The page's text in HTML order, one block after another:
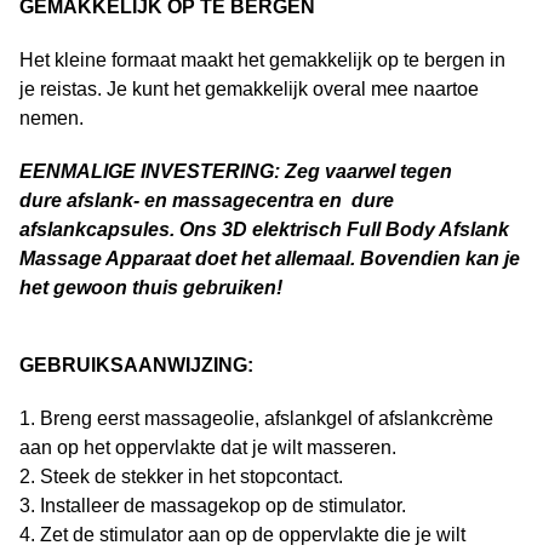
GEMAKKELIJK OP TE BERGEN
Het kleine formaat maakt het gemakkelijk op te bergen in
je reistas. Je kunt het gemakkelijk overal mee naartoe
nemen.
EENMALIGE INVESTERING: Zeg vaarwel tegen
dure afslank- en massagecentra en dure
afslankcapsules. Ons 3D elektrisch Full Body Afslank
Massage Apparaatdoet het allemaal. Bovendien kan je
het gewoon thuis gebruiken!
GEBRUIKSAANWIJZING:
1. Breng eerst massageolie, afslankgel of afslankcrème
aan op het oppervlakte dat je wilt masseren.
2. Steek de stekker in het stopcontact.
3. Installeer de massagekop op de stimulator.
4. Zet de stimulator aan op de oppervlakte die je wilt